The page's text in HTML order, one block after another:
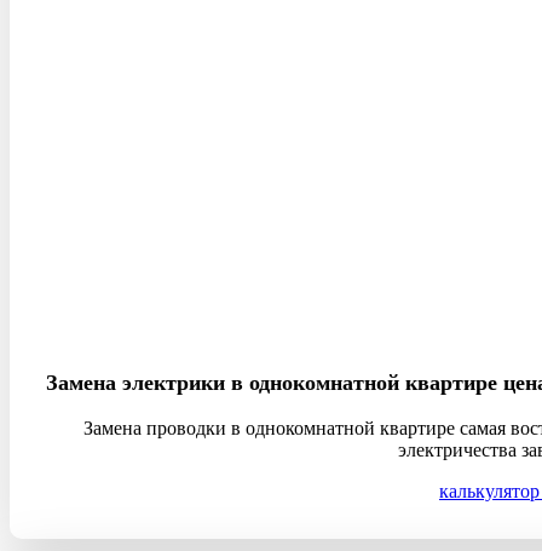
Замена электрики в однокомнатной квартире
Замена проводки в однокомнатной квартире самая
электричества